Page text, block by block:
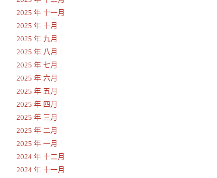
2025 年 十一月
2025 年 十月
2025 年 九月
2025 年 八月
2025 年 七月
2025 年 六月
2025 年 五月
2025 年 四月
2025 年 三月
2025 年 二月
2025 年 一月
2024 年 十二月
2024 年 十一月